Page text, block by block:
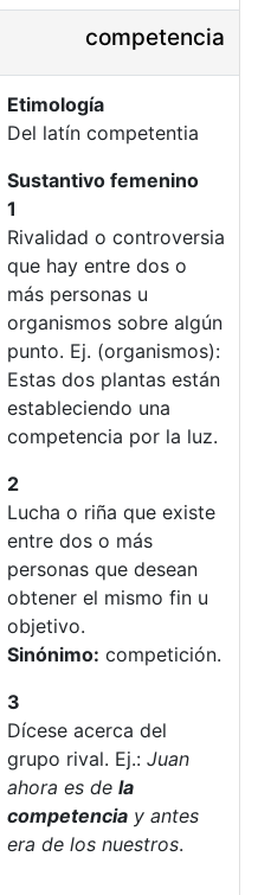
competencia
Etimología
Del latín competentia
Sustantivo femenino
1
Rivalidad o controversia
que hay entre dos o
más personas u
organismos sobre algún
punto. Ej. (organismos):
Estas dos plantas están
estableciendo una
competencia por la luz.
2
Lucha o riña que existe
entre dos o más
personas que desean
obtener el mismo fin u
objetivo.
Sinónimo: competición.
3
Dícese acerca del
grupo rival. Ej.: Juan
ahora es de la
competencia y antes
era de los nuestros.